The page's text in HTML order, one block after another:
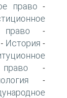
право -
-
- История -
-
-